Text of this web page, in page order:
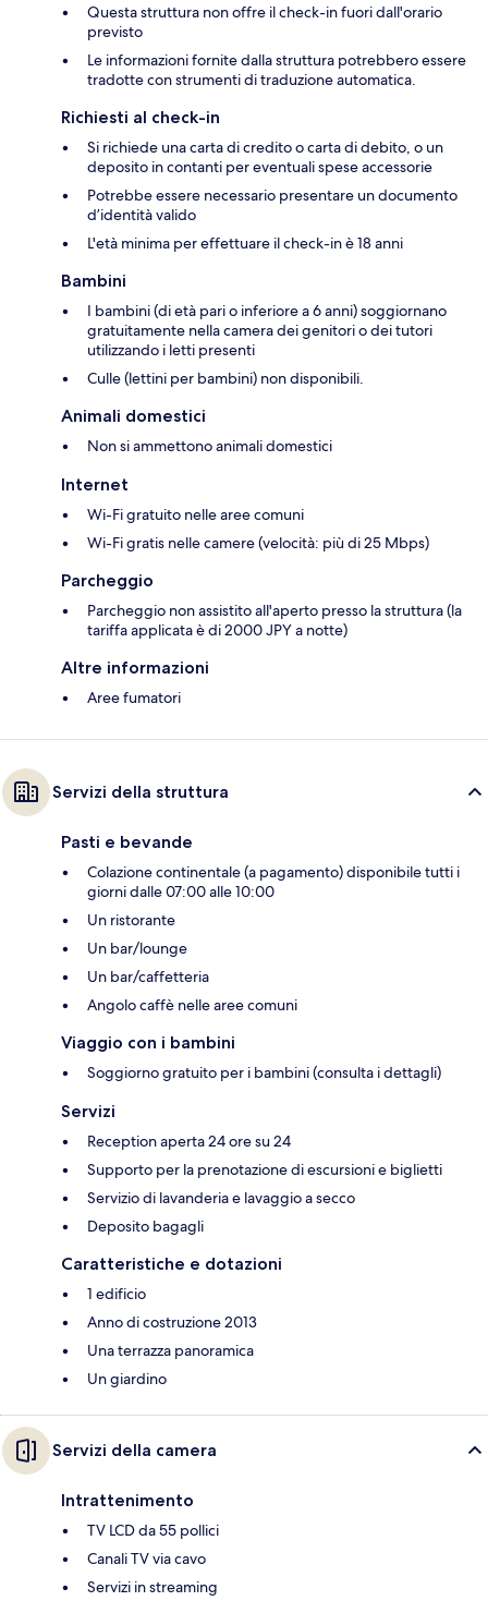
Questa struttura non offre il check-in fuori dall'orario
previsto
Le informazioni fornite dalla struttura potrebbero essere
tradotte con strumenti di traduzione automatica.
Richiesti al check-in
Si richiede una carta di credito o carta di debito, o un
deposito in contanti per eventuali spese accessorie
Potrebbe essere necessario presentare un documento
d’identità valido
L'età minima per effettuare il check-in è 18 anni
Bambini
I bambini (di età pari o inferiore a 6 anni) soggiornano
gratuitamente nella camera dei genitori o dei tutori
utilizzando i letti presenti
Culle (lettini per bambini) non disponibili.
Animali domestici
Non si ammettono animali domestici
Internet
Wi-Fi gratuito nelle aree comuni
Wi-Fi gratis nelle camere (velocità: più di 25 Mbps)
Parcheggio
Parcheggio non assistito all'aperto presso la struttura (la
tariffa applicata è di 2000 JPY a notte)
Altre informazioni
Aree fumatori
Servizi della struttura
Pasti e bevande
Colazione continentale (a pagamento) disponibile tutti i
giorni dalle 07:00 alle 10:00
Un ristorante
Un bar/lounge
Un bar/caffetteria
Angolo caffè nelle aree comuni
Viaggio con i bambini
Soggiorno gratuito per i bambini (consulta i dettagli)
Servizi
Reception aperta 24 ore su 24
Supporto per la prenotazione di escursioni e biglietti
Servizio di lavanderia e lavaggio a secco
Deposito bagagli
Caratteristiche e dotazioni
1 edificio
Anno di costruzione 2013
Una terrazza panoramica
Un giardino
Servizi della camera
Intrattenimento
TV LCD da 55 pollici
Canali TV via cavo
Servizi in streaming